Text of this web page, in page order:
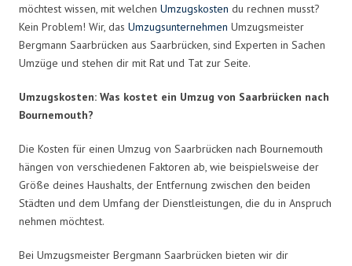
möchtest wissen, mit welchen Umzugskosten du rechnen musst?
Kein Problem! Wir, das Umzugsunternehmen Umzugsmeister
Bergmann Saarbrücken aus Saarbrücken, sind Experten in Sachen
Umzüge und stehen dir mit Rat und Tat zur Seite.
Umzugskosten: Was kostet ein Umzug von Saarbrücken nach
Bournemouth?
Die Kosten für einen Umzug von Saarbrücken nach Bournemouth
hängen von verschiedenen Faktoren ab, wie beispielsweise der
Größe deines Haushalts, der Entfernung zwischen den beiden
Städten und dem Umfang der Dienstleistungen, die du in Anspruch
nehmen möchtest.
Bei Umzugsmeister Bergmann Saarbrücken bieten wir dir